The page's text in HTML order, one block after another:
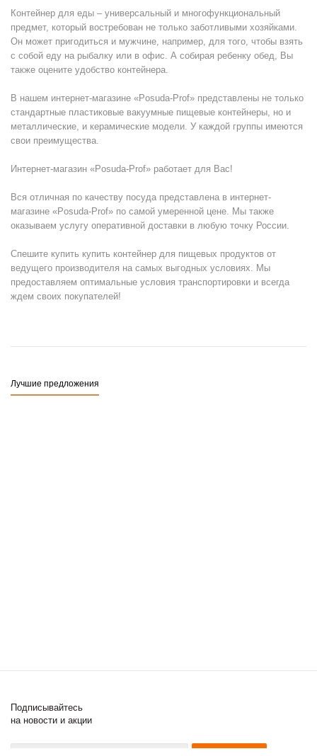
Контейнер для еды – универсальный и многофункциональный
предмет, который востребован не только заботливыми хозяйками.
Он может пригодиться и мужчине, например, для того, чтобы взять
с собой еду на рыбалку или в офис. А собирая ребенку обед, Вы
также оцените удобство контейнера.
В нашем интернет-магазине «Posuda-Prof» представлены не только
стандартные пластиковые вакуумные пищевые контейнеры, но и
металлические, и керамические модели. У каждой группы имеются
свои преимущества.
Интернет-магазин «Posuda-Prof» работает для Вас!
Вся отличная по качеству посуда представлена в интернет-
магазине «Posuda-Prof» по самой умеренной цене. Мы также
оказываем услугу оперативной доставки в любую точку России.
Спешите купить купить контейнер для пищевых продуктов от
ведущего производителя на самых выгодных условиях. Мы
предоставляем оптимальные условия транспортировки и всегда
ждем своих покупателей!
Лучшие предложения
Подписывайтесь
на новости и акции